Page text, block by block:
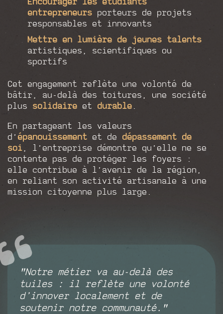
entrepreneurs porteurs de projets
responsables et innovants
Mettre en lumière de jeunes talents
artistiques, scientifiques ou
sportifs
Cet engagement reflète une volonté de
bâtir, au-delà des toitures, une société
plus solidaire et durable.
En partageant les valeurs
d’ épanouissement et de dépassement de
soi, l’entreprise démontre qu’elle ne se
contente pas de protéger les foyers :
elle contribue à l’avenir de la région,
en reliant son activité artisanale à une
mission citoyenne plus large.
"Notre métier va au-delà des
tuiles : il reflète une volonté
d’innover localement et de
soutenir notre communauté."